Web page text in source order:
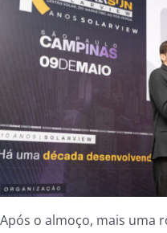
Após o almoço, mais uma